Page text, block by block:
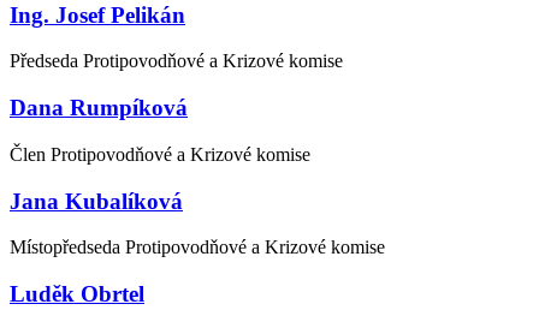
Ing. Josef Pelikán
Předseda Protipovodňové a Krizové komise
Dana Rumpíková
Člen Protipovodňové a Krizové komise
Jana Kubalíková
Místopředseda Protipovodňové a Krizové komise
Luděk Obrtel